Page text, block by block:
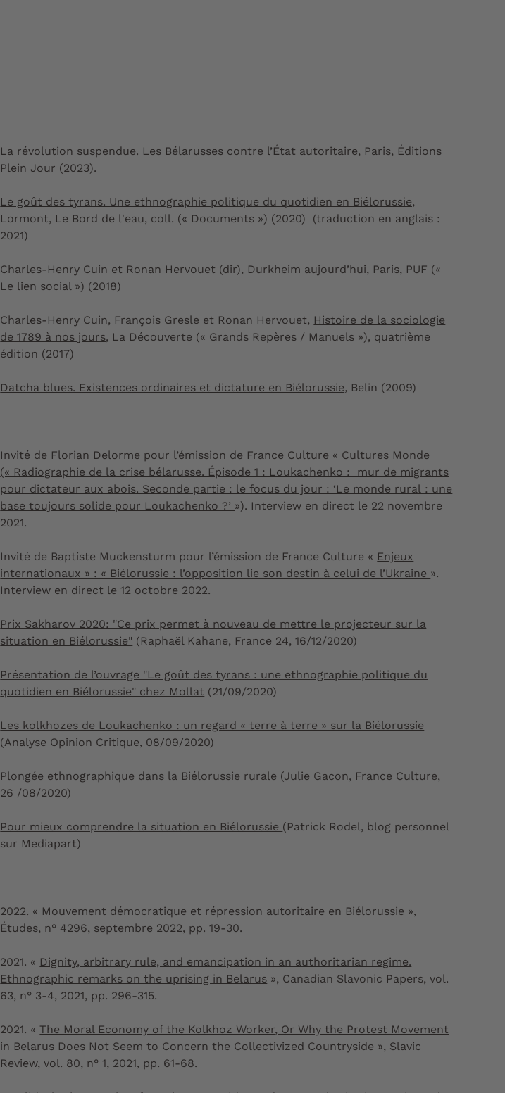
La révolution suspendue. Les Bélarusses contre l’État autoritaire, Paris, Éditions
Plein Jour (2023).
Le goût des tyrans. Une ethnographie politique du quotidien en Biélorussie,
Lormont, Le Bord de l'eau, coll. (« Documents ») (2020) (traduction en anglais :
2021)
Charles-Henry Cuin et Ronan Hervouet (dir), Durkheim aujourd’hui, Paris, PUF («
Le lien social ») (2018)
Charles-Henry Cuin, François Gresle et Ronan Hervouet, Histoire de la sociologie
de 1789 à nos jours, La Découverte (« Grands Repères / Manuels »), quatrième
édition (2017)
Datcha blues. Existences ordinaires et dictature en Biélorussie, Belin (2009)
Invité de Florian Delorme pour l’émission de France Culture « Cultures Monde
(« Radiographie de la crise bélarusse. Épisode 1 : Loukachenko : mur de migrants
pour dictateur aux abois. Seconde partie : le focus du jour : ‘Le monde rural : une
base toujours solide pour Loukachenko ?’ »). Interview en direct le 22 novembre
2021.
Invité de Baptiste Muckensturm pour l’émission de France Culture « Enjeux
internationaux » : « Biélorussie : l’opposition lie son destin à celui de l’Ukraine ».
Interview en direct le 12 octobre 2022.
Prix Sakharov 2020: "Ce prix permet à nouveau de mettre le projecteur sur la
situation en Biélorussie" (Raphaël Kahane, France 24, 16/12/2020)
Présentation de l’ouvrage "Le goût des tyrans : une ethnographie politique du
quotidien en Biélorussie" chez Mollat (21/09/2020)
Les kolkhozes de Loukachenko : un regard « terre à terre » sur la Biélorussie
(Analyse Opinion Critique, 08/09/2020)
Plongée ethnographique dans la Biélorussie rurale (Julie Gacon, France Culture,
26 /08/2020)
Pour mieux comprendre la situation en Biélorussie (Patrick Rodel, blog personnel
sur Mediapart)
2022. « Mouvement démocratique et répression autoritaire en Biélorussie »,
Études, n° 4296, septembre 2022, pp. 19-30.
2021. « Dignity, arbitrary rule, and emancipation in an authoritarian regime.
Ethnographic remarks on the uprising in Belarus », Canadian Slavonic Papers, vol.
63, n° 3-4, 2021, pp. 296-315.​​​​​​​
2021. «The Moral Economy of the Kolkhoz Worker, Or Why the Protest Movement
in Belarus Does Not Seem to Concern the Collectivized Countryside », Slavic
Review, vol. 80, n° 1, 2021, pp. 61-68.